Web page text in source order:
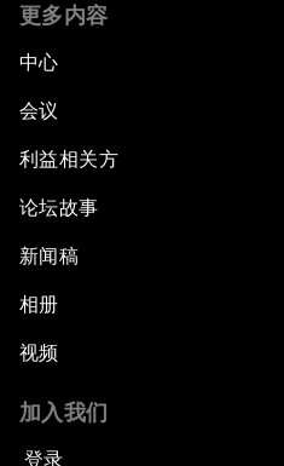
更多内容
中心
会议
利益相关方
论坛故事
新闻稿
相册
视频
加入我们
登录